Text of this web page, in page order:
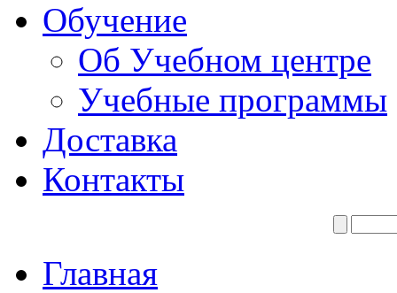
Обучение
Об Учебном центре
Учебные программы
Доставка
Контакты
Главная